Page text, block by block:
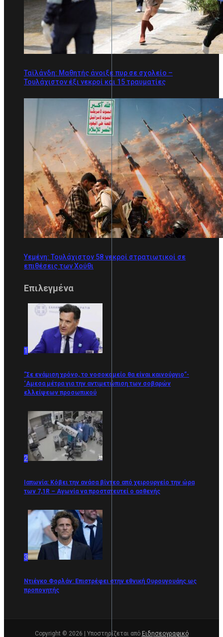
Ταϊλάνδη: Μαθητής άνοιξε πυρ σε σχολείο –
Τουλάχιστον έξι νεκροί και 15 τραυματίες
Υεμένη: Τουλάχιστον 58 νεκροί στρατιωτικοί σε
επιθέσεις των Χούθι
Επιλεγμένα
1
”Σε ενάμιση χρόνο, το νοσοκομείο θα είναι καινούργιο”-
‘Αμεσα μέτρα για την αντιμετώπιση των σοβαρών
ελλείψεων προσωπικού
2
Ιαπωνία: Κόβει την ανάσα βίντεο από χειρουργείο την ώρα
των 7,1R – Αγωνία να προστατευτεί ο ασθενής
3
Ντιέγκο Φορλάν: Επιστρέφει στην εθνική Ουρουγουάης ως
προπονητής
Copyright © 2026 | Υποστηρίζεται από Ειδησεογραφικό